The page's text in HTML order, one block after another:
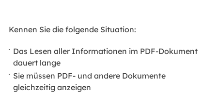
Kennen Sie die folgende Situation:
Das Lesen aller Informationen im PDF-Dokument
dauert lange
Sie müssen PDF- und andere Dokumente
gleichzeitig anzeigen